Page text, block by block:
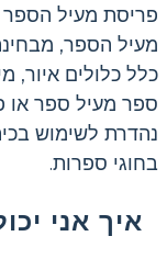
פריסת מעיל
מעיל הספר,
כלל כלולים איור,
ספר מעיל ספר או
נהדרת לשימוש
בחוגי ספרות.
איך אני